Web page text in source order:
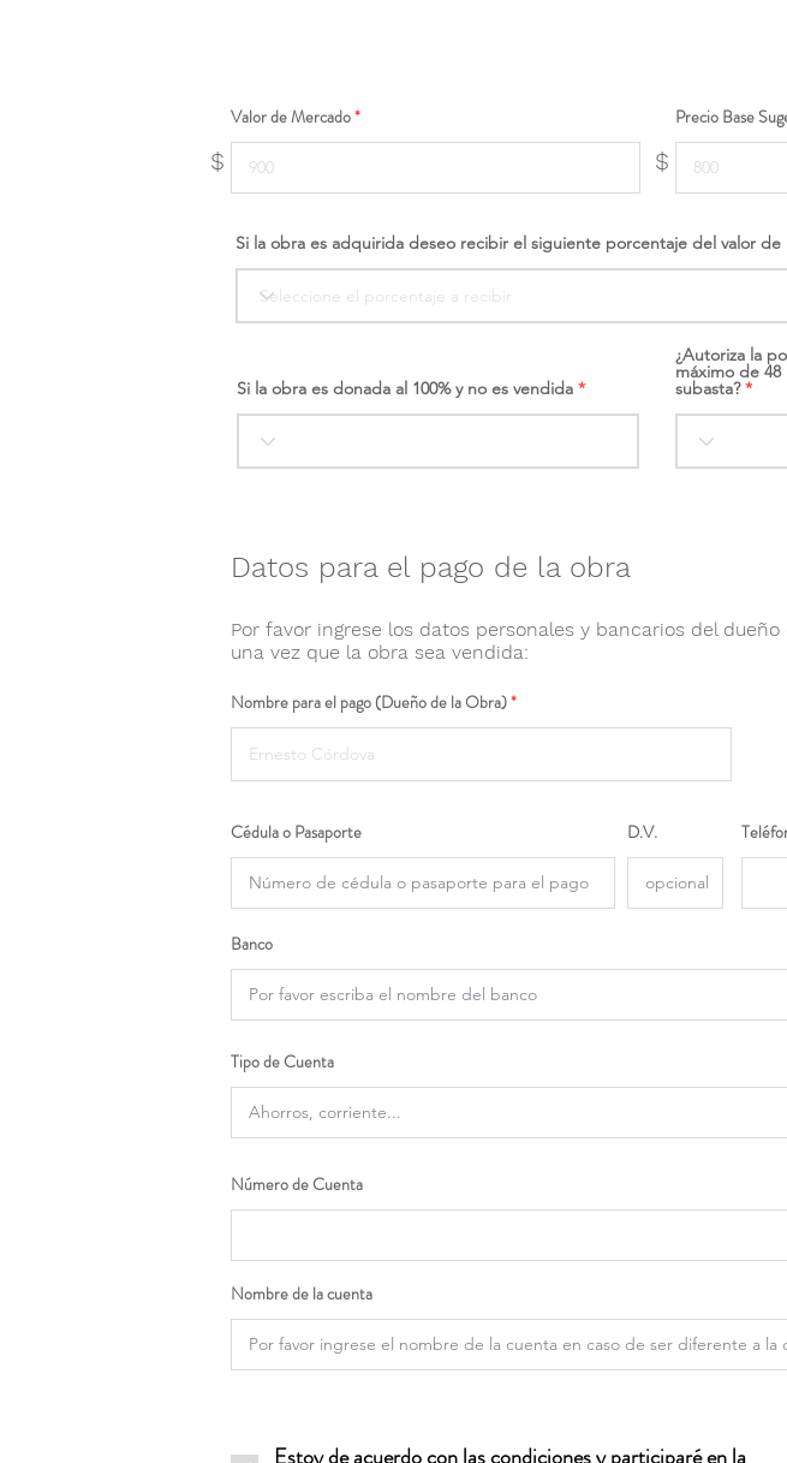
$
Valor de Mercado
$
Precio Base
Si la obra es adquirida deseo recibir el siguiente porcentaje del valor de
Si la obra es donada al 100% y no es vendida
¿Autoriza la
máximo de
subasta?
Datos para el pago de la obra
Por favor ingrese los datos personales y bancarios del
una vez que la obra sea vendida:
Nombre para el pago (Dueño de la Obra)
Cédula o Pasaporte D.V.
Banco
Tipo de Cuenta
Número de Cuenta
Nombre de la cuenta